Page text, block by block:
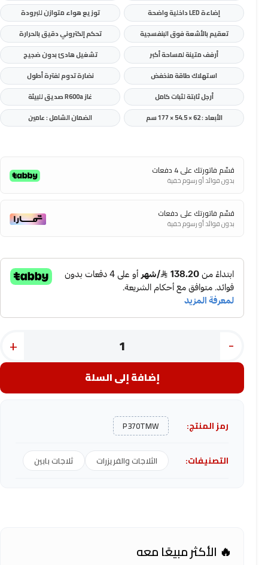
إضاءة LED داخلية واضحة
توزيع هواء متوازن للبرودة
تعقيم بالأشعة فوق البنفسجية
تحكم إلكتروني دقيق بالحرارة
أرفف متينة لمساحة أكبر
تشغيل هادئ بدون ضجيج
استهلاك طاقة منخفض
نضارة تدوم لفترة أطول
أرجل ثابتة لثبات كامل
غاز R600a صديق للبيئة
الأبعاد : 62 × 54.5 × 177 سم
الضمان الشامل : عامين
قسّم فاتورتك على 4 دفعات
بدون فوائد أو رسوم خفية
قسّم فاتورتك على دفعات
بدون فوائد أو رسوم خفية
-
+
إضافة إلى السلة
رمز المنتج: P370TMW
التصنيفات: الثلاجات والفريزرات ثلاجات بابين
🔥 الأكثر مبيعًا معه